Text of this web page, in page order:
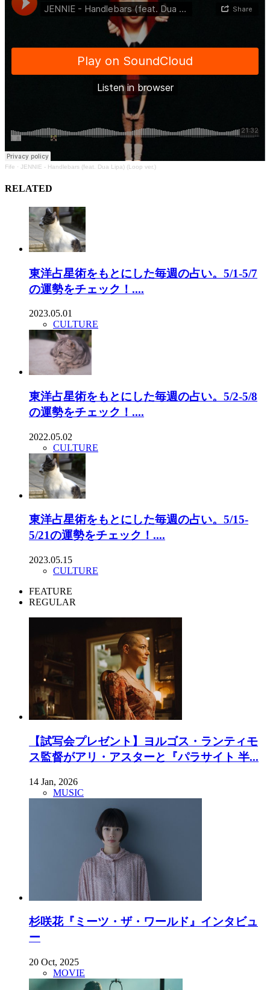
Fife · JENNIE - Handlebars (feat. Dua Lipa) (Loop ver.)
RELATED
東洋占星術をもとにした毎週の占い。5/1-5/7
の運勢をチェック！....
2023.05.01
CULTURE
東洋占星術をもとにした毎週の占い。5/2-5/8
の運勢をチェック！....
2022.05.02
CULTURE
東洋占星術をもとにした毎週の占い。5/15-
5/21の運勢をチェック！....
2023.05.15
CULTURE
FEATURE
REGULAR
【試写会プレゼント】ヨルゴス・ランティモ
ス監督がアリ・アスターと『パラサイト 半...
14 Jan, 2026
MUSIC
杉咲花『ミーツ・ザ・ワールド』インタビュ
ー
20 Oct, 2025
MOVIE